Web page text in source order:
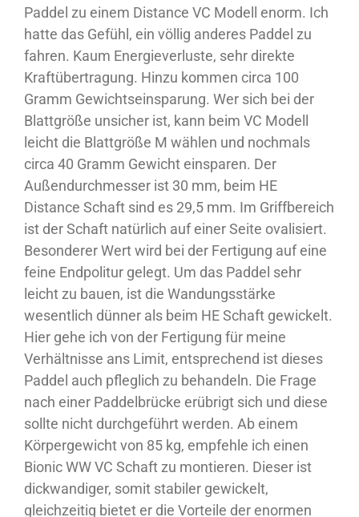
Paddel zu einem Distance VC Modell enorm. Ich
hatte das Gefühl, ein völlig anderes Paddel zu
fahren. Kaum Energieverluste, sehr direkte
Kraftübertragung. Hinzu kommen circa 100
Gramm Gewichtseinsparung. Wer sich bei der
Blattgröße unsicher ist, kann beim VC Modell
leicht die Blattgröße M wählen und nochmals
circa 40 Gramm Gewicht einsparen. Der
Außendurchmesser ist 30 mm, beim HE
Distance Schaft sind es 29,5 mm. Im Griffbereich
ist der Schaft natürlich auf einer Seite ovalisiert.
Besonderer Wert wird bei der Fertigung auf eine
feine Endpolitur gelegt. Um das Paddel sehr
leicht zu bauen, ist die Wandungsstärke
wesentlich dünner als beim HE Schaft gewickelt.
Hier gehe ich von der Fertigung für meine
Verhältnisse ans Limit, entsprechend ist dieses
Paddel auch pfleglich zu behandeln. Die Frage
nach einer Paddelbrücke erübrigt sich und diese
sollte nicht durchgeführt werden. Ab einem
Körpergewicht von 85 kg, empfehle ich einen
Bionic WW VC Schaft zu montieren. Dieser ist
dickwandiger, somit stabiler gewickelt,
gleichzeitig bietet er die Vorteile der enormen